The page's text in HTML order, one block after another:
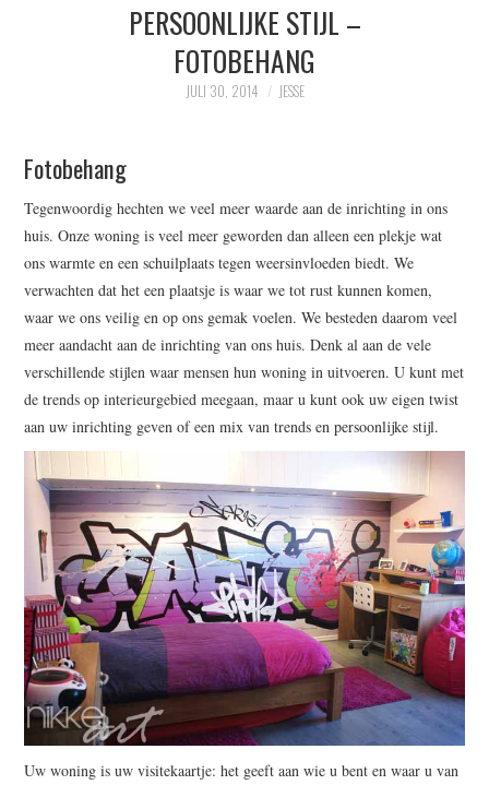
COMPLETE GUIDELINES
PERSOONLIJKE STIJL –
FOTOBEHANG
JULI 30, 2014 JESSE
Fotobehang
Tegenwoordig hechten we veel meer waarde aan de inrichting in ons
huis. Onze woning is veel meer geworden dan alleen een plekje wat
ons warmte en een schuilplaats tegen weersinvloeden biedt. We
verwachten dat het een plaatsje is waar we tot rust kunnen komen,
waar we ons veilig en op ons gemak voelen. We besteden daarom veel
meer aandacht aan de inrichting van ons huis. Denk al aan de vele
verschillende stijlen waar mensen hun woning in uitvoeren. U kunt met
de trends op interieurgebied meegaan, maar u kunt ook uw eigen twist
aan uw inrichting geven of een mix van trends en persoonlijke stijl.
Uw woning is uw visitekaartje: het geeft aan wie u bent en waar u van